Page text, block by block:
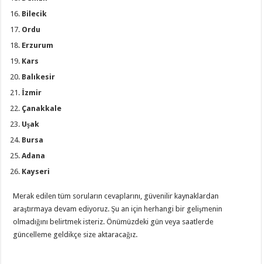
Bilecik
Ordu
Erzurum
Kars
Balıkesir
İzmir
Çanakkale
Uşak
Bursa
Adana
Kayseri
Merak edilen tüm soruların cevaplarını, güvenilir kaynaklardan
araştırmaya devam ediyoruz. Şu an için herhangi bir gelişmenin
olmadığını belirtmek isteriz. Önümüzdeki gün veya saatlerde
güncelleme geldikçe size aktaracağız.